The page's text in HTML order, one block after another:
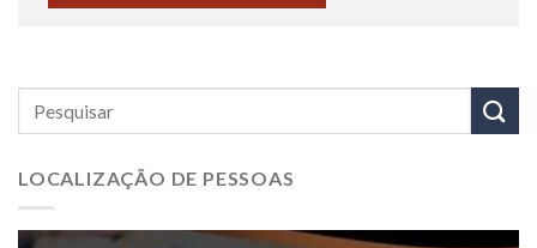
LOCALIZAÇÃO DE PESSOAS